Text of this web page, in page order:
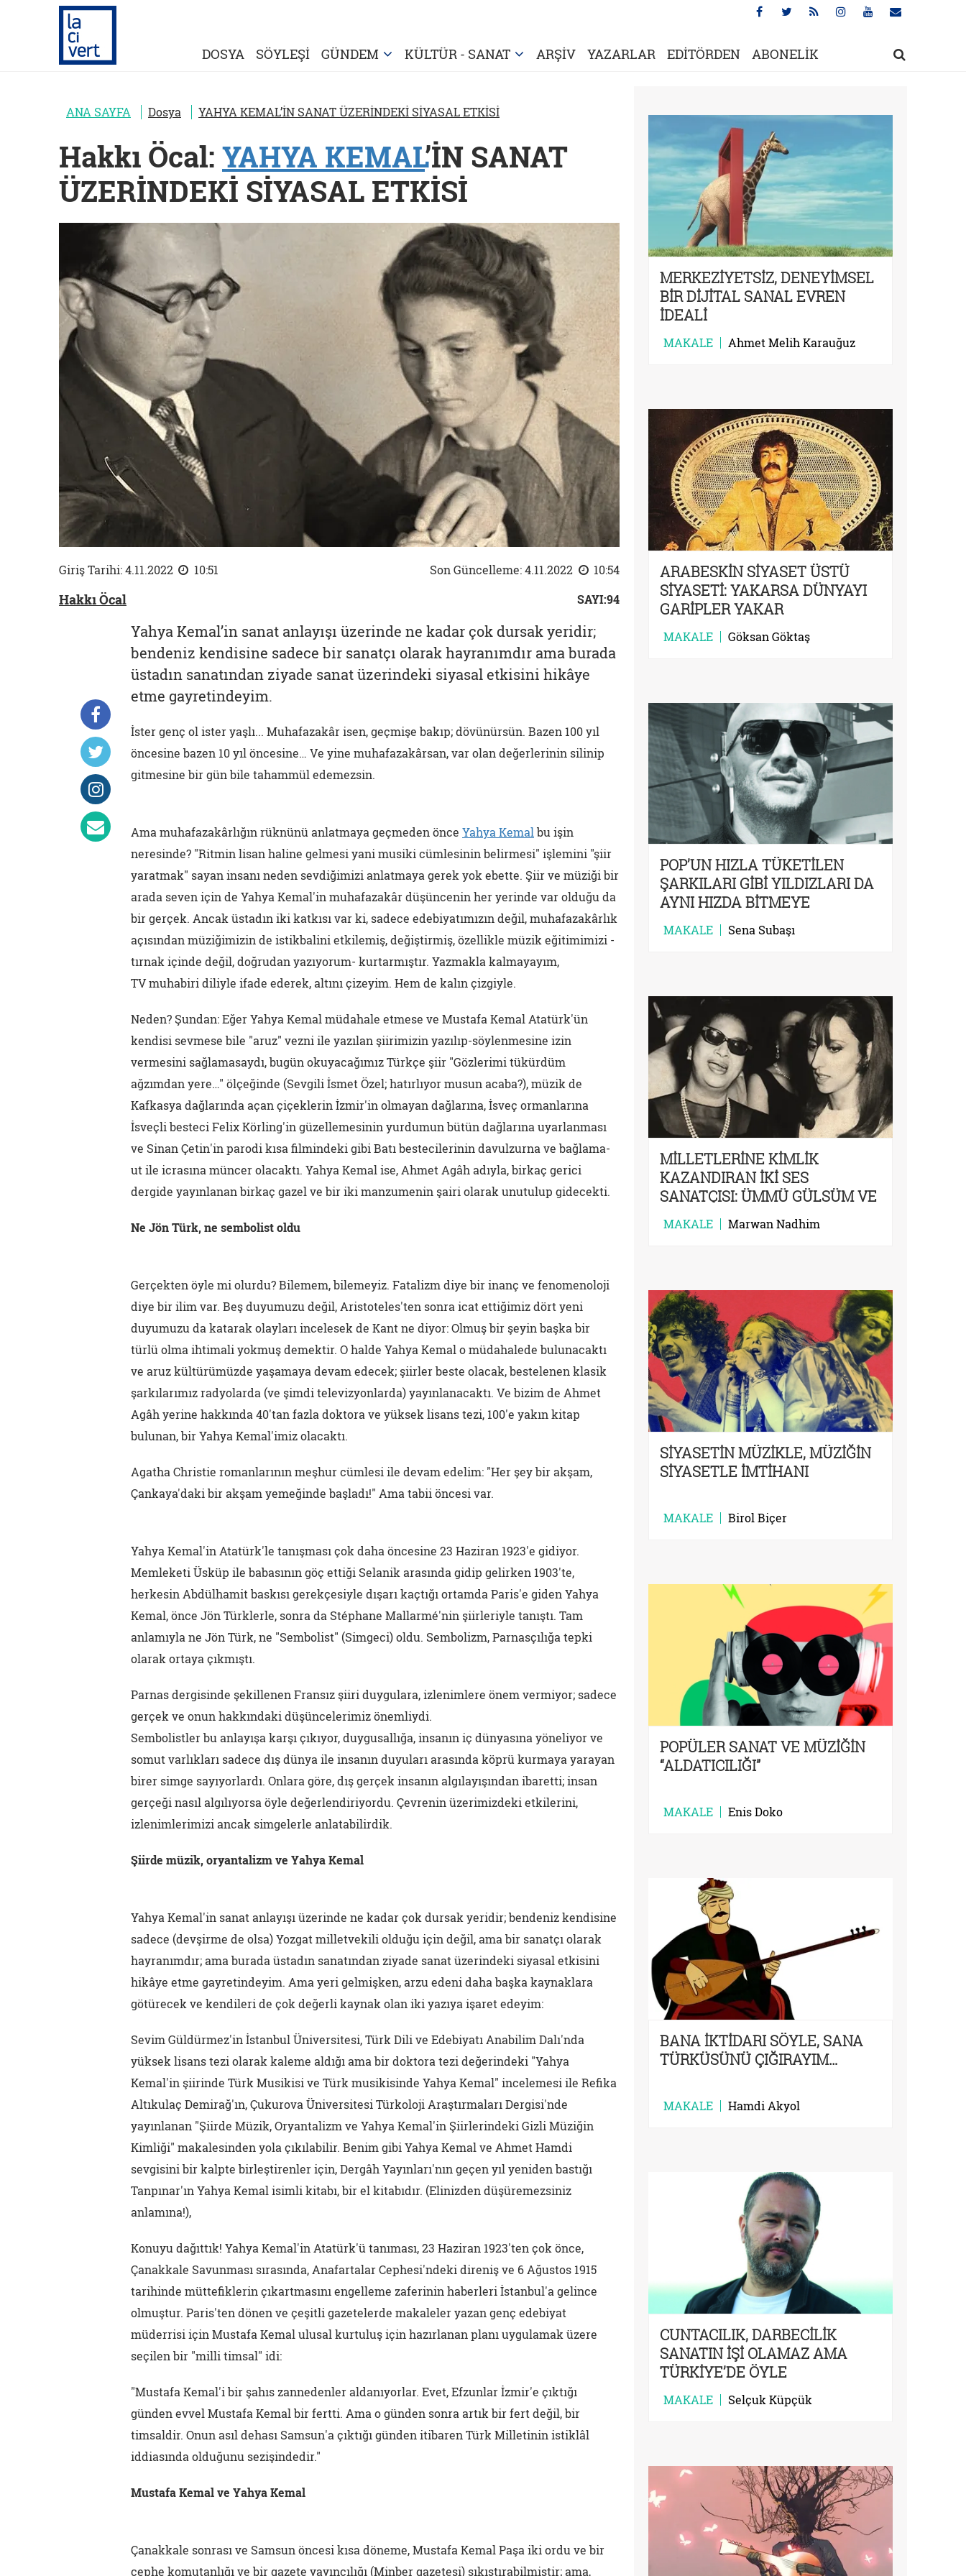
DOSYA SÖYLEŞİ GÜNDEM KÜLTÜR - SANAT ARŞİV YAZARLAR EDİTÖRDEN ABONELİK
ANA SAYFA Dosya YAHYA KEMAL’İN SANAT ÜZERİNDEKİ SİYASAL ETKİSİ
Hakkı Öcal: YAHYA KEMAL’İN SANAT
ÜZERİNDEKİ SİYASAL ETKİSİ
Giriş Tarihi: 4.11.2022 10:51 Son Güncelleme: 4.11.2022 10:54
Hakkı Öcal SAYI:94
Yahya Kemal’in sanat anlayışı üzerinde ne kadar çok dursak yeridir;
bendeniz kendisine sadece bir sanatçı olarak hayranımdır ama burada
üstadın sanatından ziyade sanat üzerindeki siyasal etkisini hikâye
etme gayretindeyim.
İster genç ol ister yaşlı... Muhafazakâr isen, geçmişe bakıp; dövünürsün. Bazen 100 yıl
öncesine bazen 10 yıl öncesine… Ve yine muhafazakârsan, var olan değerlerinin silinip
gitmesine bir gün bile tahammül edemezsin.
Ama muhafazakârlığın rüknünü anlatmaya geçmeden önce Yahya Kemal bu işin
neresinde? "Ritmin lisan haline gelmesi yani musiki cümlesinin belirmesi" işlemini "şiir
yaratmak" sayan insanı neden sevdiğimizi anlatmaya gerek yok ebette. Şiir ve müziği bir
arada seven için de Yahya Kemal'in muhafazakâr düşüncenin her yerinde var olduğu da
bir gerçek. Ancak üstadın iki katkısı var ki, sadece edebiyatımızın değil, muhafazakârlık
açısından müziğimizin de istikbalini etkilemiş, değiştirmiş, özellikle müzik eğitimimizi -
tırnak içinde değil, doğrudan yazıyorum- kurtarmıştır. Yazmakla kalmayayım,
TV muhabiri diliyle ifade ederek, altını çizeyim. Hem de kalın çizgiyle.
Neden? Şundan: Eğer Yahya Kemal müdahale etmese ve Mustafa Kemal Atatürk'ün
kendisi sevmese bile "aruz" vezni ile yazılan şiirimizin yazılıp-söylenmesine izin
vermesini sağlamasaydı, bugün okuyacağımız Türkçe şiir "Gözlerimi tükürdüm
ağzımdan yere…" ölçeğinde (Sevgili İsmet Özel; hatırlıyor musun acaba?), müzik de
Kafkasya dağlarında açan çiçeklerin İzmir'in olmayan dağlarına, İsveç ormanlarına
İsveçli besteci Felix Körling'in güzellemesinin yurdumun bütün dağlarına uyarlanması
ve Sinan Çetin'in parodi kısa filmindeki gibi Batı bestecilerinin davulzurna ve bağlama-
ut ile icrasına müncer olacaktı. Yahya Kemal ise, Ahmet Agâh adıyla, birkaç gerici
dergide yayınlanan birkaç gazel ve bir iki manzumenin şairi olarak unutulup gidecekti.
Ne Jön Türk, ne sembolist oldu
Gerçekten öyle mi olurdu? Bilemem, bilemeyiz. Fatalizm diye bir inanç ve fenomenoloji
diye bir ilim var. Beş duyumuzu değil, Aristoteles'ten sonra icat ettiğimiz dört yeni
duyumuzu da katarak olayları incelesek de Kant ne diyor: Olmuş bir şeyin başka bir
türlü olma ihtimali yokmuş demektir. O halde Yahya Kemal o müdahalede bulunacaktı
ve aruz kültürümüzde yaşamaya devam edecek; şiirler beste olacak, bestelenen klasik
şarkılarımız radyolarda (ve şimdi televizyonlarda) yayınlanacaktı. Ve bizim de Ahmet
Agâh yerine hakkında 40'tan fazla doktora ve yüksek lisans tezi, 100'e yakın kitap
bulunan, bir Yahya Kemal'imiz olacaktı.
Agatha Christie romanlarının meşhur cümlesi ile devam edelim: "Her şey bir akşam,
Çankaya'daki bir akşam yemeğinde başladı!" Ama tabii öncesi var.
Yahya Kemal'in Atatürk'le tanışması çok daha öncesine 23 Haziran 1923'e gidiyor.
Memleketi Üsküp ile babasının göç ettiği Selanik arasında gidip gelirken 1903'te,
herkesin Abdülhamit baskısı gerekçesiyle dışarı kaçtığı ortamda Paris'e giden Yahya
Kemal, önce Jön Türklerle, sonra da Stéphane Mallarmé'nin şiirleriyle tanıştı. Tam
anlamıyla ne Jön Türk, ne "Sembolist" (Simgeci) oldu. Sembolizm, Parnasçılığa tepki
olarak ortaya çıkmıştı.
Parnas dergisinde şekillenen Fransız şiiri duygulara, izlenimlere önem vermiyor; sadece
gerçek ve onun hakkındaki düşüncelerimiz önemliydi.
Sembolistler bu anlayışa karşı çıkıyor, duygusallığa, insanın iç dünyasına yöneliyor ve
somut varlıkları sadece dış dünya ile insanın duyuları arasında köprü kurmaya yarayan
birer simge sayıyorlardı. Onlara göre, dış gerçek insanın algılayışından ibaretti; insan
gerçeği nasıl algılıyorsa öyle değerlendiriyordu. Çevrenin üzerimizdeki etkilerini,
izlenimlerimizi ancak simgelerle anlatabilirdik.
Şiirde müzik, oryantalizm ve Yahya Kemal
Yahya Kemal'in sanat anlayışı üzerinde ne kadar çok dursak yeridir; bendeniz kendisine
sadece (devşirme de olsa) Yozgat milletvekili olduğu için değil, ama bir sanatçı olarak
hayranımdır; ama burada üstadın sanatından ziyade sanat üzerindeki siyasal etkisini
hikâye etme gayretindeyim. Ama yeri gelmişken, arzu edeni daha başka kaynaklara
götürecek ve kendileri de çok değerli kaynak olan iki yazıya işaret edeyim:
Sevim Güldürmez'in İstanbul Üniversitesi, Türk Dili ve Edebiyatı Anabilim Dalı'nda
yüksek lisans tezi olarak kaleme aldığı ama bir doktora tezi değerindeki "Yahya
Kemal'in şiirinde Türk Musikisi ve Türk musikisinde Yahya Kemal" incelemesi ile Refika
Altıkulaç Demirağ'ın, Çukurova Üniversitesi Türkoloji Araştırmaları Dergisi'nde
yayınlanan "Şiirde Müzik, Oryantalizm ve Yahya Kemal'in Şiirlerindeki Gizli Müziğin
Kimliği" makalesinden yola çıkılabilir. Benim gibi Yahya Kemal ve Ahmet Hamdi
sevgisini bir kalpte birleştirenler için, Dergâh Yayınları'nın geçen yıl yeniden bastığı
Tanpınar'ın Yahya Kemal isimli kitabı, bir el kitabıdır. (Elinizden düşüremezsiniz
anlamına!),
Konuyu dağıttık! Yahya Kemal'in Atatürk'ü tanıması, 23 Haziran 1923'ten çok önce,
Çanakkale Savunması sırasında, Anafartalar Cephesi'ndeki direniş ve 6 Ağustos 1915
tarihinde müttefiklerin çıkartmasını engelleme zaferinin haberleri İstanbul'a gelince
olmuştur. Paris'ten dönen ve çeşitli gazetelerde makaleler yazan genç edebiyat
müderrisi için Mustafa Kemal ulusal kurtuluş için hazırlanan planı uygulamak üzere
seçilen bir "milli timsal" idi:
"Mustafa Kemal'i bir şahıs zannedenler aldanıyorlar. Evet, Efzunlar İzmir'e çıktığı
günden evvel Mustafa Kemal bir fertti. Ama o günden sonra artık bir fert değil, bir
timsaldir. Onun asıl dehası Samsun'a çıktığı günden itibaren Türk Milletinin istiklâl
iddiasında olduğunu sezişindedir."
Mustafa Kemal ve Yahya Kemal
Çanakkale sonrası ve Samsun öncesi kısa döneme, Mustafa Kemal Paşa iki ordu ve bir
cephe komutanlığı ve bir gazete yayıncılığı (Minber gazetesi) sıkıştırabilmiştir; ama,
MERKEZİYETSİZ, DENEYİMSEL
BİR DİJİTAL SANAL EVREN
İDEALİ
MAKALE Ahmet Melih Karauğuz
ARABESKİN SİYASET ÜSTÜ
SİYASETİ: YAKARSA DÜNYAYI
GARİPLER YAKAR
MAKALE Göksan Göktaş
POP’UN HIZLA TÜKETİLEN
ŞARKILARI GİBİ YILDIZLARI DA
AYNI HIZDA BİTMEYE
MAHKÛM
MAKALE Sena Subaşı
MİLLETLERİNE KİMLİK
KAZANDIRAN İKİ SES
SANATÇISI: ÜMMÜ GÜLSÜM VE
FEYRUZ
MAKALE Marwan Nadhim
SİYASETİN MÜZİKLE, MÜZİĞİN
SİYASETLE İMTİHANI
MAKALE Birol Biçer
POPÜLER SANAT VE MÜZİĞİN
“ALDATICILIĞI”
MAKALE Enis Doko
BANA İKTİDARI SÖYLE, SANA
TÜRKÜSÜNÜ ÇIĞIRAYIM…
MAKALE Hamdi Akyol
CUNTACILIK, DARBECİLİK
SANATIN İŞİ OLAMAZ AMA
TÜRKİYE’DE ÖYLE
MAKALE Selçuk Küpçük